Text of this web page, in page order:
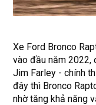
Xe Ford Bronco
vào đầu năm 2022,
Jim Farley - chính
đây thì Bronco
nhờ tăng khả năng